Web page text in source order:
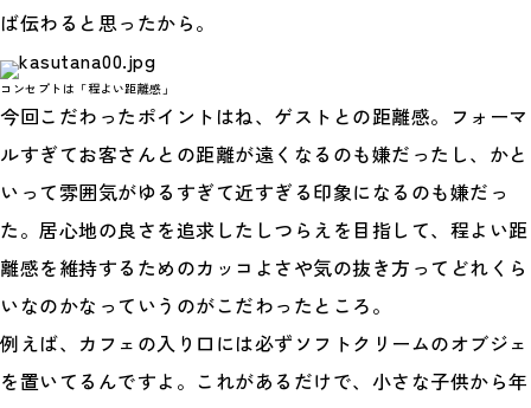
ば伝わると思ったから。
コンセプトは「程よい距離感」
今回こだわったポイントはね、ゲストとの距離感。フォーマ
ルすぎてお客さんとの距離が遠くなるのも嫌だったし、かと
いって雰囲気がゆるすぎて近すぎる印象になるのも嫌だっ
た。居心地の良さを追求したしつらえを目指して、程よい距
離感を維持するためのカッコよさや気の抜き方ってどれくら
いなのかなっていうのがこだわったところ。
例えば、カフェの入り口には必ずソフトクリームのオブジェ
を置いてるんですよ。これがあるだけで、小さな子供から年